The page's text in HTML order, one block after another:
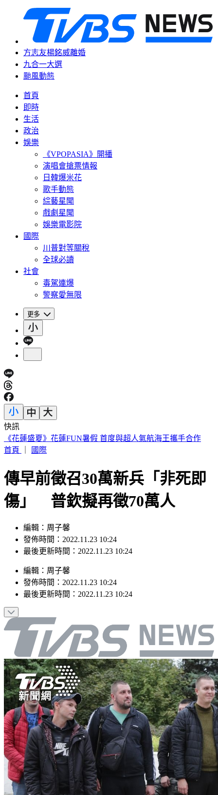
方志友楊銘威離婚
九合一大選
颱風動態
首頁
即時
生活
政治
娛樂
《VPOPASIA》開播
演唱會搶票情報
日韓爆米花
歌手動態
綜藝星聞
戲劇星聞
娛樂電影院
國際
川普對等關稅
全球必讀
社會
毒駕連爆
警察愛無限
更多
快訊
兆基財務暴雷？宏碁接2天閃辭 住都中心董座坦言：管不到
首頁
國際
傳早前徵召30萬新兵「非死即
傷」 普欽擬再徵70萬人
編輯：周子馨
發佈時間：2022.11.23 10:24
最後更新時間：2022.11.23 10:24
編輯 ： 周子馨
發佈時間： 2022.11.23 10:24
最後更新時間： 2022.11.23 10:24